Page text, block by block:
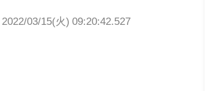
2022/03/15(火) 09:20:42.527